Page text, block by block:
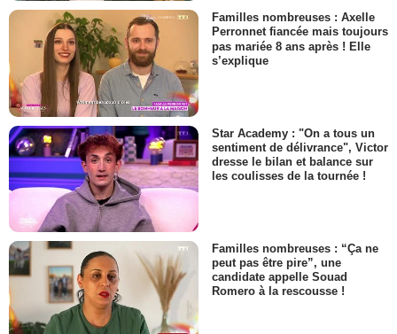
Familles nombreuses : Axelle
Perronnet fiancée mais toujours
pas mariée 8 ans après ! Elle
s’explique
Star Academy : "On a tous un
sentiment de délivrance", Victor
dresse le bilan et balance sur
les coulisses de la tournée !
Familles nombreuses : “Ça ne
peut pas être pire”, une
candidate appelle Souad
Romero à la rescousse !